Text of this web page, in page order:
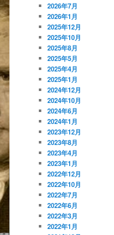
2026年7月
2026年1月
2025年12月
2025年10月
2025年8月
2025年5月
2025年4月
2025年1月
2024年12月
2024年10月
2024年6月
2024年1月
2023年12月
2023年8月
2023年4月
2023年1月
2022年12月
2022年10月
2022年7月
2022年6月
2022年3月
2022年1月